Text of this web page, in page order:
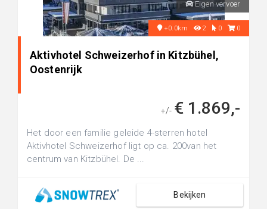
Eigen vervoer
+0.0km 2 0 0
Aktivhotel Schweizerhof in Kitzbühel,
Oostenrijk
+/- € 1.869,-
Het door een familie geleide 4-sterren hotel
Aktivhotel Schweizerhof ligt op ca. 200van het
centrum van Kitzbühel. De ...
Bekijken